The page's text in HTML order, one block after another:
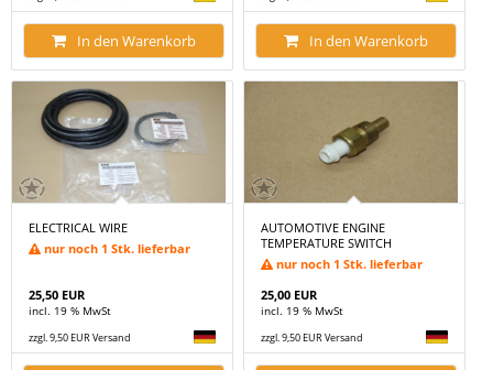
In den Warenkorb In den Warenkorb
ELECTRICAL WIRE
nur noch 1 Stk. lieferbar
25,50 EUR
incl. 19 % MwSt
zzgl. 9,50 EUR Versand
AUTOMOTIVE ENGINE
TEMPERATURE SWITCH
nur noch 1 Stk. lieferbar
25,00 EUR
incl. 19 % MwSt
zzgl. 9,50 EUR Versand